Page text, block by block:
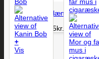
Porcelæns Ærespris
249,95kr.
+
Vis